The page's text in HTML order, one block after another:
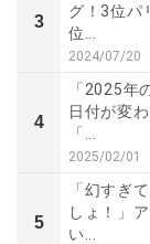
3
グ！3位パ
位...
2024/07/20
4
「2025年
日付が変
「...
2025/02/01
5
「幻すぎ
しょ！」
い...